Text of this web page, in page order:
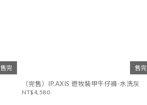
售完 售完
（完售）IP.AXIS 遊牧裝甲牛仔褲-水洗灰
NT$4,580